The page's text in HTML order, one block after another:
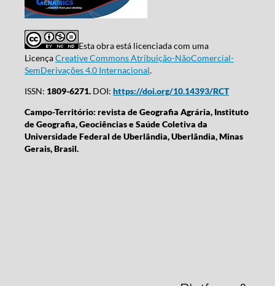
Esta obra está licenciada com uma
LicençaCreative Commons Atribuição-NãoComercial-
SemDerivações 4.0 Internacional.
ISSN: 1809-6271.DOI: https://doi.org/10.14393/RCT
Campo-Território: revista de Geografia Agrária, Instituto
de Geografia, Geociências e Saúde Coletiva da
Universidade Federal de Uberlândia, Uberlândia, Minas
Gerais, Brasil.